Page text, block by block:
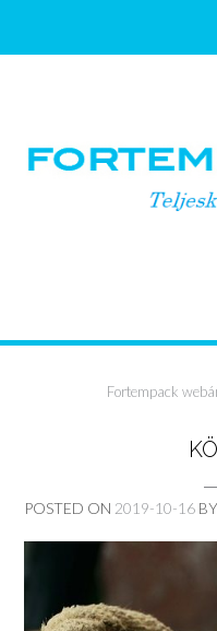
content
Fortempack
POSTED ON 2019-10-16 BY